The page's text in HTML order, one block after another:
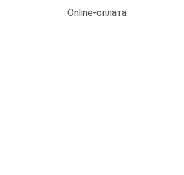
Online-оплата